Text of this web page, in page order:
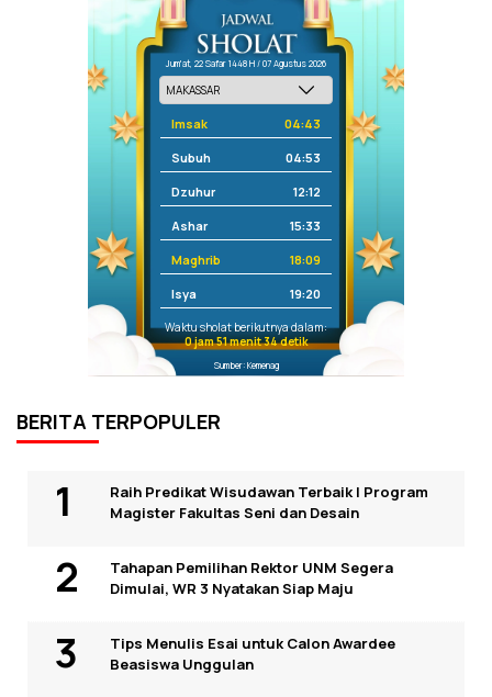
Jum'at, 22 Safar 1448 H / 07 Agustus 2026
Imsak 04:43
Subuh 04:53
Dzuhur 12:12
Ashar 15:33
Maghrib 18:09
Isya 19:20
Waktu sholat berikutnya dalam:
0 jam 51 menit 34 detik
Sumber: Kemenag
BERITA TERPOPULER
Raih Predikat Wisudawan Terbaik I Program
Magister Fakultas Seni dan Desain
Tahapan Pemilihan Rektor UNM Segera
Dimulai, WR 3 Nyatakan Siap Maju
Tips Menulis Esai untuk Calon Awardee
Beasiswa Unggulan